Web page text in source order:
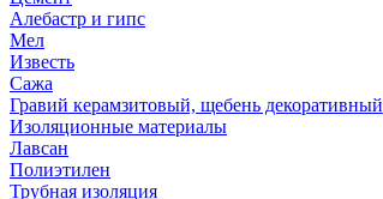
Алебастр и гипс
Мел
Известь
Сажа
Гравий керамзитовый, щебень декоративный
Изоляционные материалы
Лавсан
Полиэтилен
Трубная изоляция